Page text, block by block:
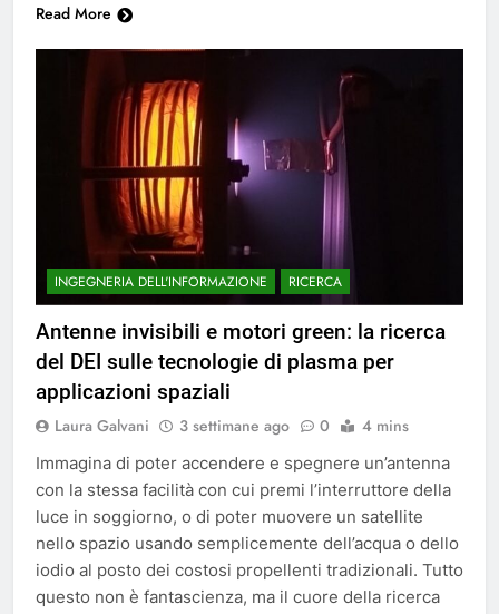
Read More
INGEGNERIA DELL'INFORMAZIONE RICERCA
Antenne invisibili e motori green: la ricerca
del DEI sulle tecnologie di plasma per
applicazioni spaziali
Laura Galvani 3 settimane ago 0 4 mins
Immagina di poter accendere e spegnere un’antenna
con la stessa facilità con cui premi l’interruttore della
luce in soggiorno, o di poter muovere un satellite
nello spazio usando semplicemente dell’acqua o dello
iodio al posto dei costosi propellenti tradizionali. Tutto
questo non è fantascienza, ma il cuore della ricerca